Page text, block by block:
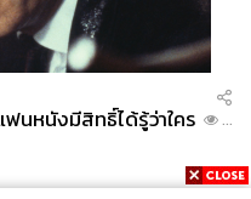
ฟนหนังมีสิทธิ์ได้รู้ว่าใคร
...